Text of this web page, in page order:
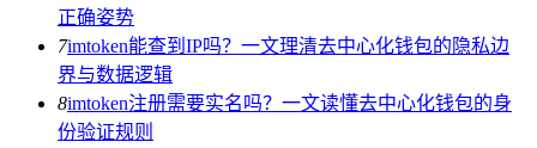
正确姿势
7imtoken能查到IP吗？一文理清去中心化钱包的隐私边
界与数据逻辑
8imtoken注册需要实名吗？一文读懂去中心化钱包的身
份验证规则